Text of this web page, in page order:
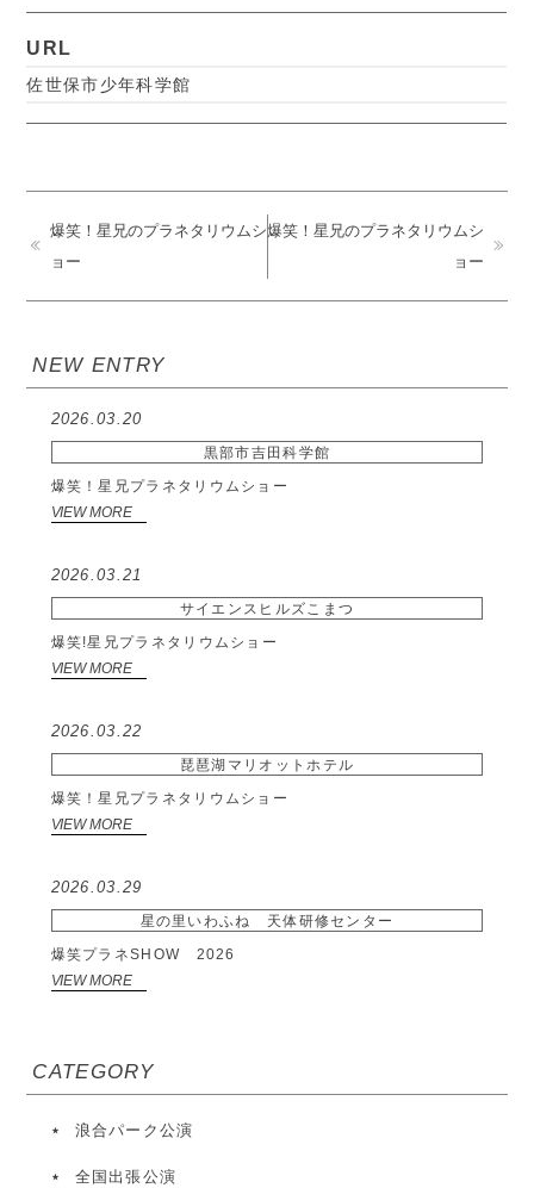
URL
佐世保市少年科学館
爆笑！星兄のプラネタリウムシ
ョー
爆笑！星兄のプラネタリウムシ
ョー
NEW ENTRY
2026.03.20
黒部市吉田科学館
爆笑！星兄プラネタリウムショー
VIEW MORE
2026.03.21
サイエンスヒルズこまつ
爆笑!星兄プラネタリウムショー
VIEW MORE
2026.03.22
琵琶湖マリオットホテル
爆笑！星兄プラネタリウムショー
VIEW MORE
2026.03.29
星の里いわふね 天体研修センター
爆笑プラネSHOW 2026
VIEW MORE
CATEGORY
浪合パーク公演
全国出張公演